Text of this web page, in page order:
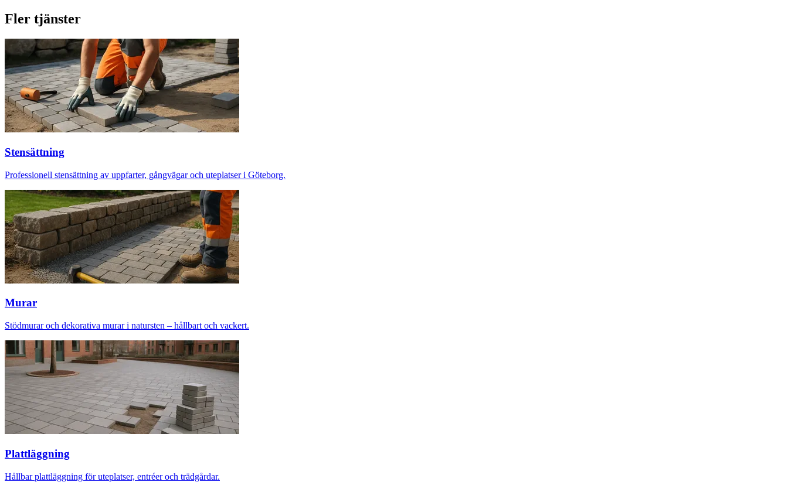
Fler tjänster
Stensättning
Professionell stensättning av uppfarter, gångvägar och uteplatser i Göteborg.
Murar
Stödmurar och dekorativa murar i natursten – hållbart och vackert.
Plattläggning
Hållbar plattläggning för uteplatser, entréer och trädgårdar.